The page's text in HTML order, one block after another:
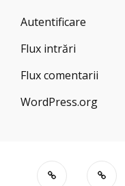
Autentificare
Flux intrări
Flux comentarii
WordPress.org